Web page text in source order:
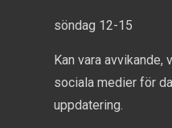
söndag 12-15
Kan vara avvikande,
sociala medier för
uppdatering.